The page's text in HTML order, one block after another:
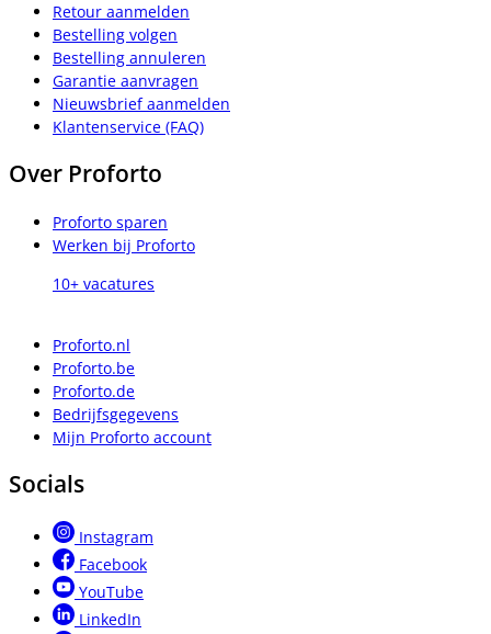
Retour aanmelden
Bestelling volgen
Bestelling annuleren
Garantie aanvragen
Nieuwsbrief aanmelden
Klantenservice (FAQ)
Over Proforto
Proforto sparen
Werken bij Proforto
10+ vacatures
Proforto.nl
Proforto.be
Proforto.de
Bedrijfsgegevens
Mijn Proforto account
Socials
Instagram
Facebook
YouTube
LinkedIn